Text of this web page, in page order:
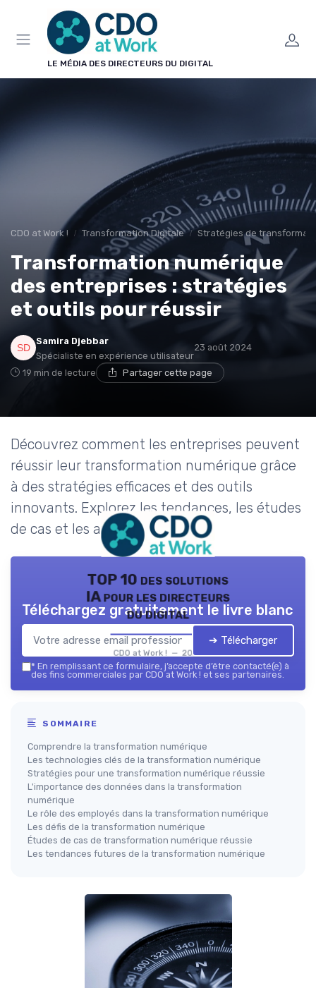
LE MÉDIA DES DIRECTEURS DU DIGITAL
CDO at Work ! Transformation Digitale Stratégies de
Transformation numérique
des entreprises : stratégies
et outils pour réussir
Samira Djebbar
Spécialiste en expérience utilisateur
23 août 2024
19 min de lecture Partager cette page
Découvrez comment les entreprises peuvent
réussir leur transformation numérique grâce
à des stratégies efficaces et des outils
innovants. Explorez les tendances, les études
de cas et les avis d'experts.
TOP 10 des solutions
IA pour les directeurs
du digital
CDO at Work ! — 2026
Téléchargez gratuitement le livre blanc
➔ Télécharger
* En remplissant ce formulaire, j’accepte d’être contacté(e) à
des fins commerciales par CDO at Work ! et ses partenaires.
SOMMAIRE
Comprendre la transformation numérique
Les technologies clés de la transformation numérique
Stratégies pour une transformation numérique réussie
L'importance des données dans la transformation
numérique
Le rôle des employés dans la transformation numérique
Les défis de la transformation numérique
Études de cas de transformation numérique réussie
Les tendances futures de la transformation numérique
Panneau de gestion des cookies